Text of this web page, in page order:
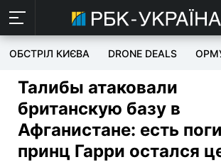
ОБСТРІЛ КИЄВА DRONE DEALS
Талибы атаковали
британскую базу в
Афганистане: есть
принц Гарри остался